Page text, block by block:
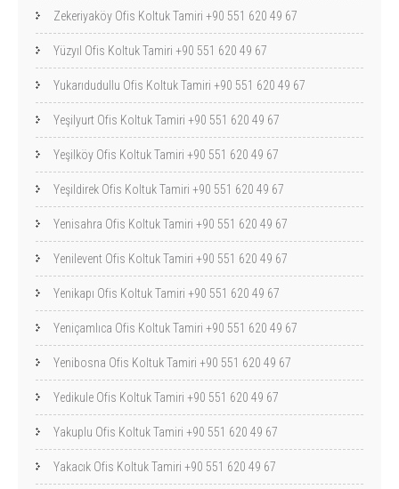
Zekeriyaköy Ofis Koltuk Tamiri +90 551 620 49 67
Yüzyıl Ofis Koltuk Tamiri +90 551 620 49 67
Yukarıdudullu Ofis Koltuk Tamiri +90 551 620 49 67
Yeşilyurt Ofis Koltuk Tamiri +90 551 620 49 67
Yeşilköy Ofis Koltuk Tamiri +90 551 620 49 67
Yeşildirek Ofis Koltuk Tamiri +90 551 620 49 67
Yenisahra Ofis Koltuk Tamiri +90 551 620 49 67
Yenilevent Ofis Koltuk Tamiri +90 551 620 49 67
Yenikapı Ofis Koltuk Tamiri +90 551 620 49 67
Yeniçamlıca Ofis Koltuk Tamiri +90 551 620 49 67
Yenibosna Ofis Koltuk Tamiri +90 551 620 49 67
Yedikule Ofis Koltuk Tamiri +90 551 620 49 67
Yakuplu Ofis Koltuk Tamiri +90 551 620 49 67
Yakacık Ofis Koltuk Tamiri +90 551 620 49 67